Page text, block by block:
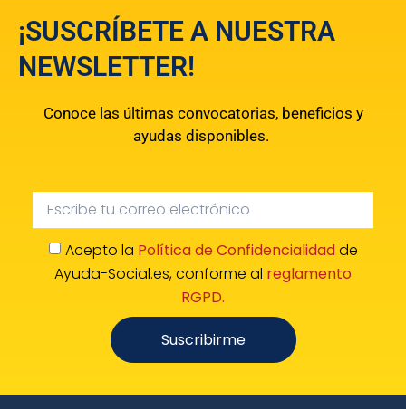
¡SUSCRÍBETE A NUESTRA
NEWSLETTER!
Conoce las últimas convocatorias, beneficios y
ayudas disponibles.
Acepto la Política de Confidencialidadde
Ayuda-Social.es, conforme al reglamento
RGPD.
Suscribirme